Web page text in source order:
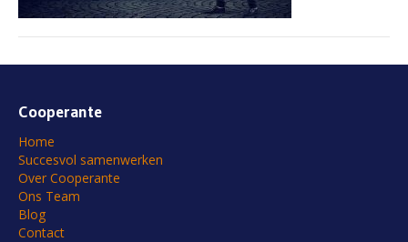
Cooperante
Home
Succesvol samenwerken
Over Cooperante
Ons Team
Blog
Contact